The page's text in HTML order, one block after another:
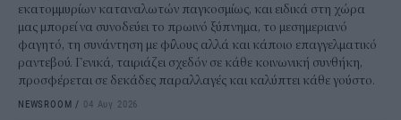
εκατομμυρίων καταναλωτών παγκοσμίως, και ειδικά στη χώρα
μας μπορεί να συνοδεύει το πρωινό ξύπνημα, το μεσημεριανό
φαγητό, τη συνάντηση με φίλους αλλά και κάποιο επαγγελματικό
ραντεβού. Γενικά, ταιριάζει σχεδόν σε κάθε κοινωνική συνθήκη,
προσφέρεται σε δεκάδες παραλλαγές και καλύπτει κάθε γούστο.
NEWSROOM / 04 Αυγ 2026